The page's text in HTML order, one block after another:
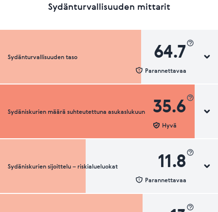
Sydänturvallisuuden mittarit
Sydänturvallisuuden taso 64.7
Parannettavaa
Sydänturvallisuuden luokka
Sydäniskurien määrä suhteutettuna asukaslukuun 35.6
Hyvä
Sydäniskurien määrä suhteutettuna asukaslukuun
Sydäniskurien sijoittelu – riskialueluokat 11.8
Parannettavaa